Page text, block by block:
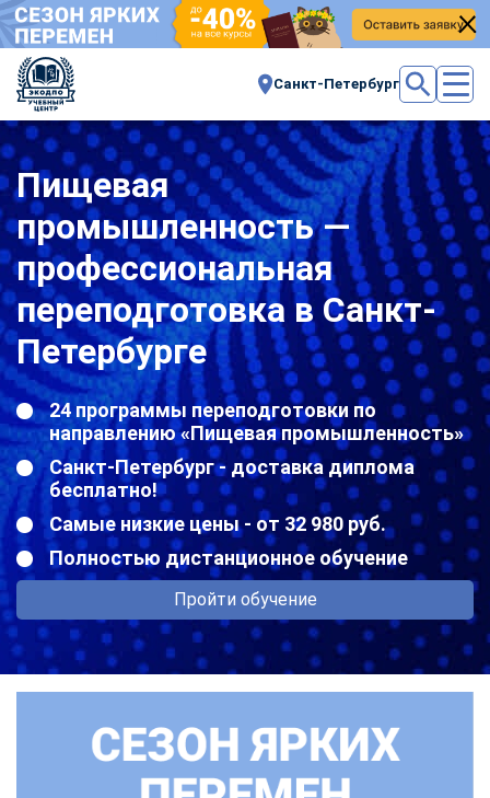
Санкт-Петербург
Пищевая
промышленность —
профессиональная
переподготовка в Санкт-
Петербурге
24 программы переподготовки по
направлению «Пищевая промышленность»
Санкт-Петербург - доставка диплома
бесплатно!
Самые низкие цены - от 32 980 руб.
Полностью дистанционное обучение
Пройти обучение